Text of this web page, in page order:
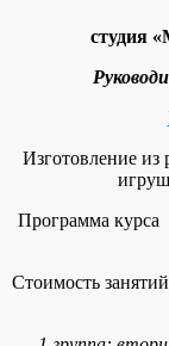
студия
Изготовление из
Программа курса
Стоимость